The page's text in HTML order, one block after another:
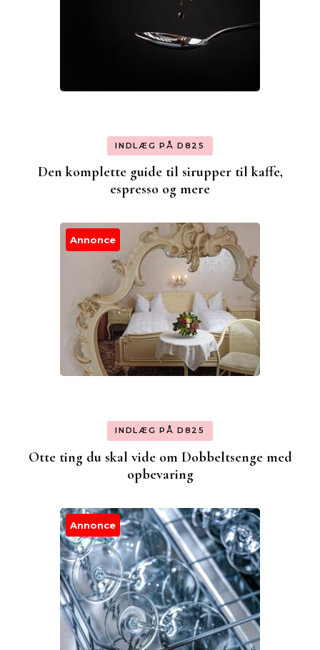
INDLÆG PÅ D825
Den komplette guide til sirupper til kaffe,
espresso og mere
Annonce
INDLÆG PÅ D825
Otte ting du skal vide om Dobbeltsenge med
opbevaring
Annonce